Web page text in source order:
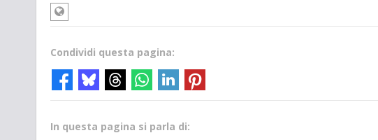
Condividi questa pagina:
In questa pagina si parla di: